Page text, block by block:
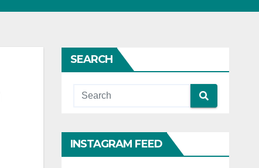
SEARCH
INSTAGRAM FEED